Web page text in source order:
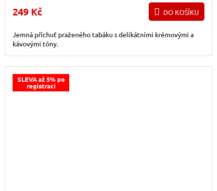
249 Kč DO KOŠÍKU
Jemná příchuť praženého tabáku s delikátními krémovými a
kávovými tóny.
SLEVA až 5% po
registraci